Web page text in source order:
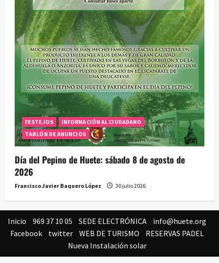
FESTEJOS
INFORMACIÓN AL CIUDADANO
TABLÓN DE ANUNCIOS
Día del Pepino de Huete: sábado 8 de agosto de
2026
Francisco Javier Baquero López 30 julio 2026
Inicio 969 37 10 05 SEDE ELECTRÓNICA
info@huete.org
Facebook
twitter WEB DE TURISMO
RESERVAS PADEL
Nueva Instalación solar